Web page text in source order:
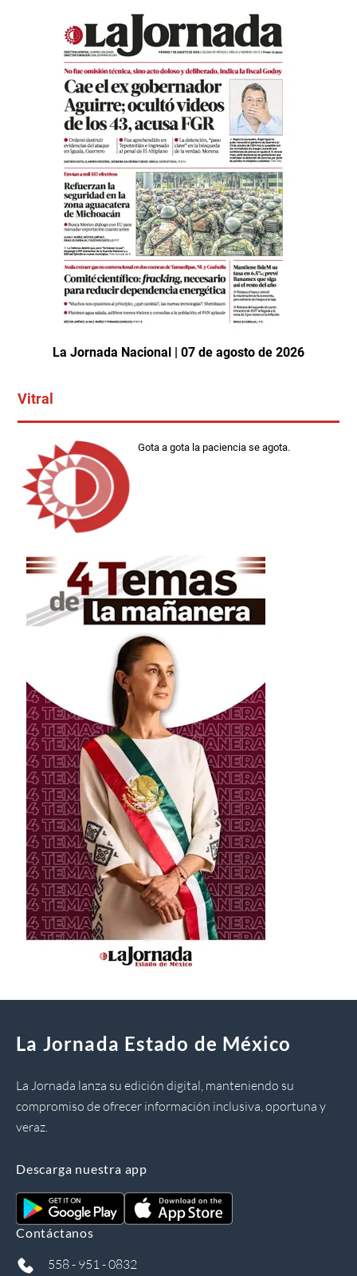
La Jornada Nacional | 07 de agosto de 2026
Vitral
Gota a gota la paciencia se agota.
La Jornada Estado de México
La Jornada lanza su edición digital, manteniendo su
compromiso de ofrecer información inclusiva, oportuna y
veraz.
Descarga nuestra app
Contáctanos
558 - 951 - 0832